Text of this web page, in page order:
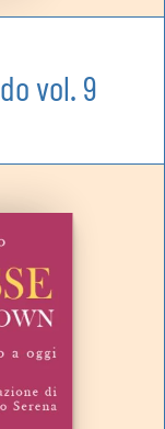
vol. 9